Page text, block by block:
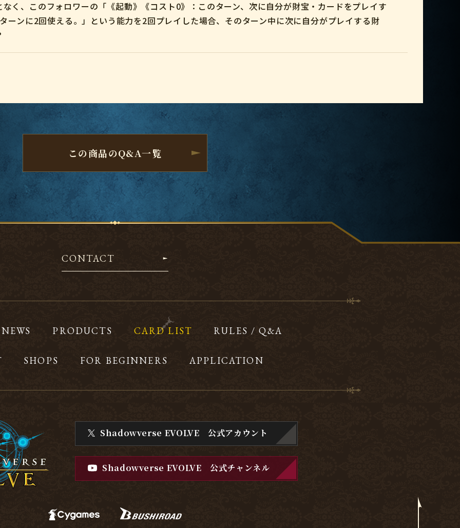
く、このフォロワーの「《起動》《コスト0》：このターン、次に自分が財宝・カードをプレイす
ーンに2回使える。」という能力を2回プレイした場合、そのターン中に次に自分がプレイする財
この商品のQ&A一覧
CONTACT
NEWS PRODUCTS CARD LIST RULES / Q&A
SHOPS FOR BEGINNERS APPLICATION
Shadowverse EVOLVE 公式アカウント
Shadowverse EVOLVE公式チャンネル